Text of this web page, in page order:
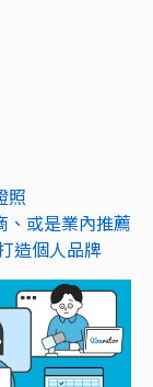
照
、或是業內推薦
造個人品牌